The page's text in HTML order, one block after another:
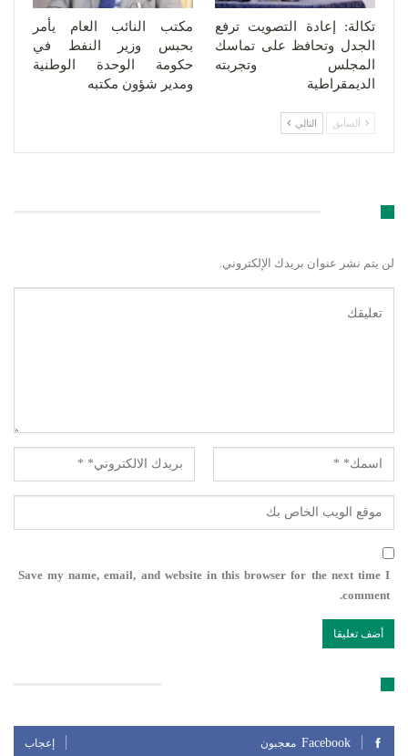
تكالة: إعادة التصويت ترفع
الجدل وتحافظ على تماسك
المجلس وتجربته
الديمقراطية
مكتب النائب العام يأمر
بحبس وزير النفط في
حكومة الوحدة الوطنية
ومدير شؤون مكتبه
السابق التالي
لن يتم نشر عنوان بريدك الإلكتروني.
Save my name, email, and website in this browser for the next time I
comment.
Facebook معجبون إعجاب